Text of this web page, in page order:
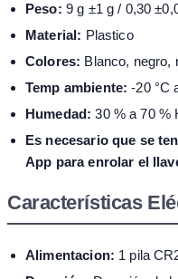
Peso: 9 g ±1 g / 0,30
Material: Plastico
Colores: Blanco, negro,
Temp ambiente: -20 °C
Humedad: 30 % a 70 %
Es necesario que se
App para enrolar el
Características
Alimentacion: 1 pila